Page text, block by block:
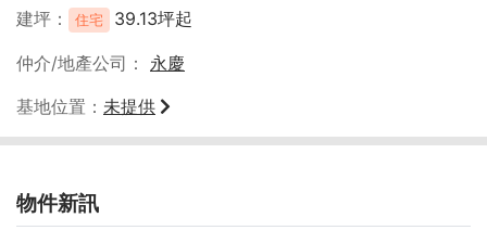
建坪
住宅 39.13坪起
仲介/地產公司
永慶
基地位置
未提供
物件新訊